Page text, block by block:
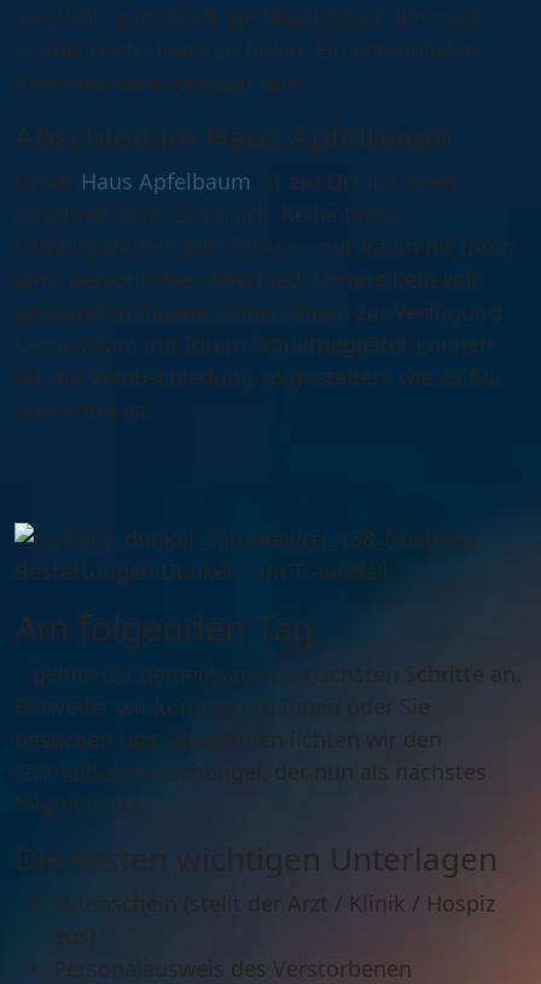
verstirbt, gibt es oft die Möglichkeit, ihn noch
einmal nach Hause zu holen. Ein persönlicher
Abschied kann heilsam sein.
Abschied im Haus Apfelbaum
Unser Haus Apfelbaum ist ein Ort für einen
Abschied ohne Zeitdruck. Keine festen
Öffnungszeiten, kein Stress – nur Raum für Ihren
ganz persönlichen Abschied. Unsere liebevoll
gestalteten Räume stehen Ihnen zur Verfügung.
Gemeinsam mit Ihrem Trauerbegleiter können
Sie die Verabschiedung so gestalten, wie es für
Sie richtig ist.
Am folgenden Tag
...gehen wir gemeinsam die nächsten Schritte an.
Entweder wir kommen zu Ihnen oder Sie
besuchen uns. Zusammen lichten wir den
Formalitäten-Dschungel, der nun als nächstes
folgen muss.
Die ersten wichtigen Unterlagen
Totenschein (stellt der Arzt / Klinik / Hospiz
aus)
Personalausweis des Verstorbenen